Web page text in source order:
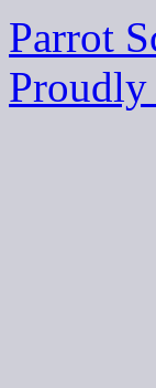
Parrot
Proudly